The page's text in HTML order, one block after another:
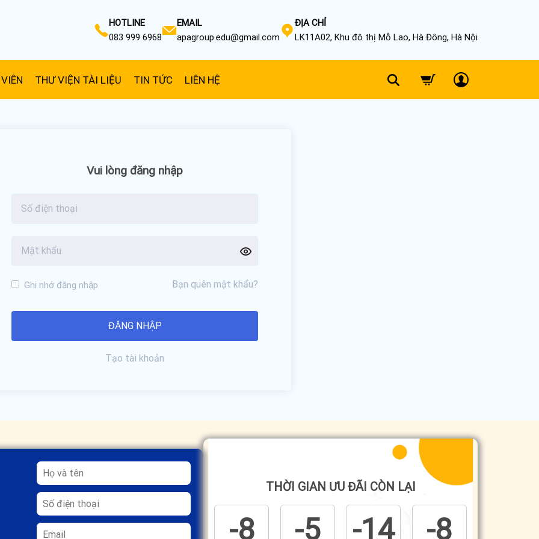
HOTLINE
083 999 6968
EMAIL
apagroup.edu@gmail.com
ĐỊA CHỈ
LK11A02, Khu đô thị Mỗ Lao, Hà Đông, Hà Nội
THƯ VIỆN TÀI LIỆU TIN TỨC LIÊN HỆ
Vui lòng đăng nhập
Ghi nhớ đăng nhập Bạn quên mật khẩu?
Tạo tài khoản
THỜI GIAN ƯU ĐÃI CÒN LẠI
-8 -5 -14 -8